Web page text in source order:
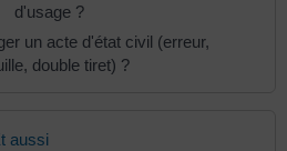
d'usage ?
un acte d'état civil (erreur,
double tiret) ?
aussi